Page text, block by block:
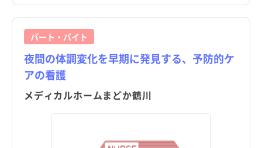
パート・バイト
夜間の体調変化を早期に発見する、予防的ケ
アの看護
メディカルホームまどか鶴川